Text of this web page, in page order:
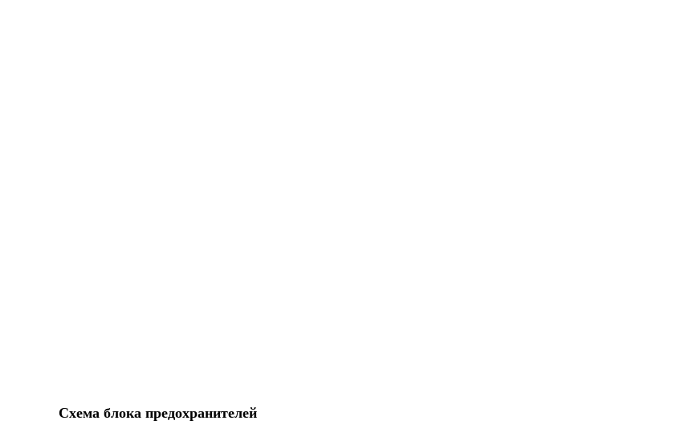
Схема блока предохранителей